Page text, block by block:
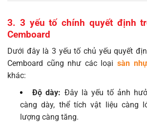
3. 3 yếu tố chính quyết định
Cemboard
Dưới đây là 3 yếu tố chủ yếu quyết
Cemboard cũng như các loại sàn
khác:
Độ dày: Đây là yếu tố ảnh
càng dày, thể tích vật liệu càng
lượng càng tăng.